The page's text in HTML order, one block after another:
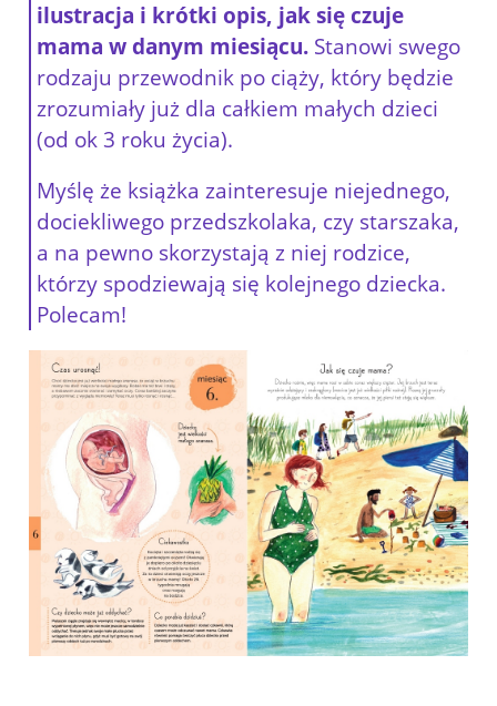
ilustracja i krótki opis, jak się czuje
mama w danym miesiącu. Stanowi swego
rodzaju przewodnik po ciąży, który będzie
zrozumiały już dla całkiem małych dzieci
(od ok 3 roku życia).
Myślę że książka zainteresuje niejednego,
dociekliwego przedszkolaka, czy starszaka,
a na pewno skorzystają z niej rodzice,
którzy spodziewają się kolejnego dziecka.
Polecam!